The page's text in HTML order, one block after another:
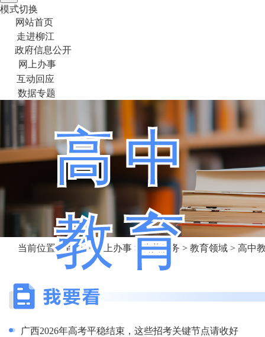
模式切换
网站首页
走进柳江
政府信息公开
网上办事
互动回应
数据专题
高中
教育
当前位置：首页>网上办事 >公共服务 > 教育领域 > 高中
广西2026年高考平稳结束，这些招考关键节点请收好